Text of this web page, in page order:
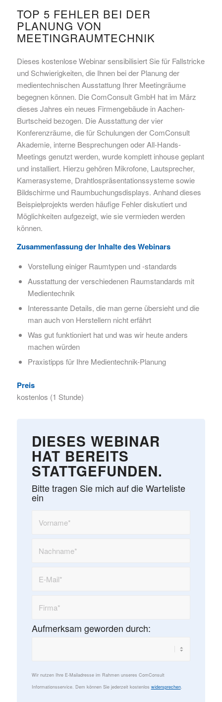
TOP 5 FEHLER BEI DER
PLANUNG VON
MEETINGRAUMTECHNIK
Dieses kostenlose Webinar sensibilisiert Sie für Fallstricke
und Schwierigkeiten, die Ihnen bei der Planung der
medientechnischen Ausstattung Ihrer Meetingräume
begegnen können. Die ComConsult GmbH hat im März
dieses Jahres ein neues Firmengebäude in Aachen-
Burtscheid bezogen. Die Ausstattung der vier
Konferenzräume, die für Schulungen der ComConsult
Akademie, interne Besprechungen oder All-Hands-
Meetings genutzt werden, wurde komplett inhouse geplant
und installiert. Hierzu gehören Mikrofone, Lautsprecher,
Kamerasysteme, Drahtlospräsentationssysteme sowie
Bildschirme und Raumbuchungsdisplays. Anhand dieses
Beispielprojekts werden häufige Fehler diskutiert und
Möglichkeiten aufgezeigt, wie sie vermieden werden
können.
Zusammenfassung der Inhalte des Webinars
Vorstellung einiger Raumtypen und -standards
Ausstattung der verschiedenen Raumstandards mit
Medientechnik
Interessante Details, die man gerne übersieht und die
man auch von Herstellern nicht erfährt
Was gut funktioniert hat und was wir heute anders
machen würden
Praxistipps für Ihre Medientechnik-Planung
Preis
kostenlos (1 Stunde)
DIESES WEBINAR
HAT BEREITS
STATTGEFUNDEN.
Bitte tragen Sie mich auf die Warteliste
ein
Aufmerksam geworden durch:
Wir nutzen Ihre E-Mailadresse im Rahmen unseres ComConsult
Informationsservice. Dem können Sie jederzeit kostenlos widersprechen.